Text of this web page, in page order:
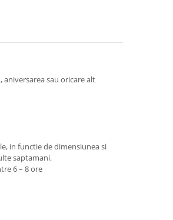
aniversarea sau oricare alt
in functie de dimensiunea si
saptamani.
6 – 8 ore